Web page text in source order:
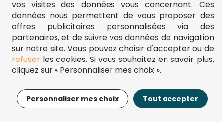
17,99€ Ajouter au panier
fou-de-puzzle.com : le site référence pour acheter des puzzles de
qualité à bon prix.
© Fou-de-puzzle.com 2011 - 2026
vos visites des données vous concernant. Ces
données nous permettent de vous proposer des
offres publicitaires personnalisées via des
partenaires, et de suivre vos données de navigation
sur notre site. Vous pouvez choisir d'accepter ou de
refuserles cookies. Si vous souhaitez en savoir plus,
cliquez sur « Personnaliser mes choix ».
Personnaliser mes choix Tout accepter